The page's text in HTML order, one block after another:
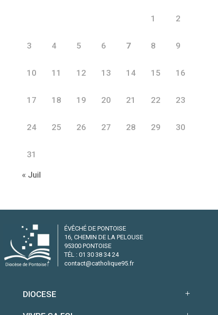
1 2
3 4 5 6 7 8 9
10 11 12 13 14 15 16
17 18 19 20 21 22 23
24 25 26 27 28 29 30
31
« Juil
ÉVÊCHÉ DE PONTOISE
16, CHEMIN DE LA PELOUSE
95300 PONTOISE
TÉL : 01 30 38 34 24
contact@catholique95.fr
DIOCESE